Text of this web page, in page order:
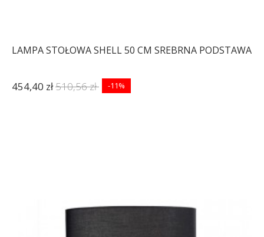
LAMPA STOŁOWA SHELL 50 CM SREBRNA PODSTAWA
454,40 zł510,56 zł -11%